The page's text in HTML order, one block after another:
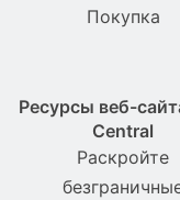
Покупка
Ресурсы веб-
Central
Раскройте